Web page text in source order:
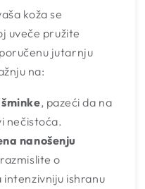
koža se
uveče pružite
jutarnju
na:
, pazeći da na
nečistoća.
nanošenju
o
intenzivniju ishranu